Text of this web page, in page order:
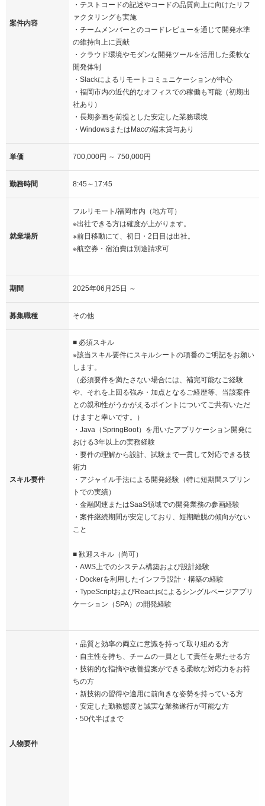
案件内容
・テストコードの記述やコードの品質向上に向けたリフ
ァクタリングも実施
・チームメンバーとのコードレビューを通じて開発水準
の維持向上に貢献
・クラウド環境やモダンな開発ツールを活用した柔軟な
開発体制
・Slackによるリモートコミュニケーションが中心
・福岡市内の近代的なオフィスでの稼働も可能（初期出
社あり）
・長期参画を前提とした安定した業務環境
・WindowsまたはMacの端末貸与あり
単価 700,000円 ～ 750,000円
勤務時間 8:45～17:45
就業場所
フルリモート/福岡市内（地方可）
※出社できる方は確度が上がります。
※前日移動にて、初日・2日目は出社。
※航空券・宿泊費は別途請求可
期間 2025年06月25日 ～
募集職種 その他
スキル要件
■ 必須スキル
※該当スキル要件にスキルシートの項番のご明記をお願い
します。
（必須要件を満たさない場合には、補完可能なご経験
や、それを上回る強み・加点となるご経歴等、当該案件
との親和性がうかがえるポイントについてご共有いただ
けますと幸いです。）
・Java（SpringBoot）を用いたアプリケーション開発に
おける3年以上の実務経験
・要件の理解から設計、試験まで一貫して対応できる技
術力
・アジャイル手法による開発経験（特に短期間スプリン
トでの実績）
・金融関連またはSaaS領域での開発業務の参画経験
・案件継続期間が安定しており、短期離脱の傾向がない
こと
■ 歓迎スキル（尚可）
・AWS上でのシステム構築および設計経験
・Dockerを利用したインフラ設計・構築の経験
・TypeScriptおよびReact.jsによるシングルページアプリ
ケーション（SPA）の開発経験
人物要件
・品質と効率の両立に意識を持って取り組める方
・自主性を持ち、チームの一員として責任を果たせる方
・技術的な指摘や改善提案ができる柔軟な対応力をお持
ちの方
・新技術の習得や適用に前向きな姿勢を持っている方
・安定した勤務態度と誠実な業務遂行が可能な方
・50代半ばまで